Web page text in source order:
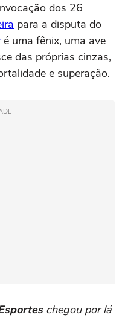
dos 26
para a disputa do
é uma fênix, uma ave
das próprias cinzas,
e superação.
chegou por lá